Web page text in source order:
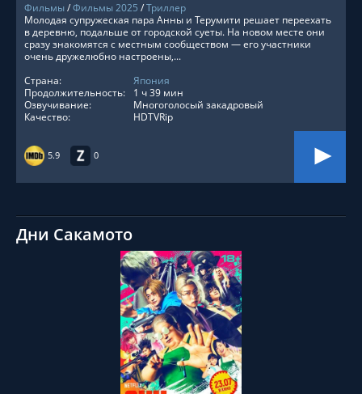
Фильмы/Фильмы 2025 /Триллер
5.9 0
Молодая супружеская пара Анны и Терумити решает переехать
в деревню, подальше от городской суеты. На новом месте они
сразу знакомятся с местным сообществом — его участники
очень дружелюбно настроены,...
Страна:
Япония
Продолжительность:
1 ч 39 мин
Озвучивание:
Многоголосый закадровый
Качество:
HDTVRip
Дни Сакамото
СМОТРЕТЬ ОНЛАЙН